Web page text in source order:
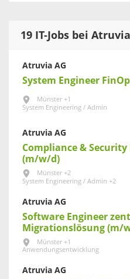
19 IT-Jobs bei
Atruvia AG
System Engineer
Münster +1
System Engineering / Admin
Atruvia AG
Compliance & Security
(m/w/d)
Münster +2
System Engineering / Admin +2
Atruvia AG
Software Engineer
Migrationslösung (m/
Münster +1
Anwendungsentwicklung
Atruvia AG